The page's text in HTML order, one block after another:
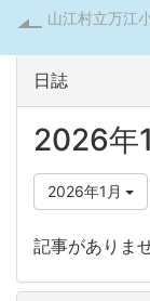
山江村立万江
日誌
2026年
2026年1月
記事がありませ